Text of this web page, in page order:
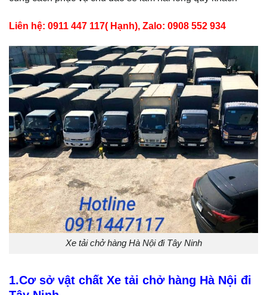
Liên hệ: 0911 447 117( Hạnh), Zalo: 0908 552 934
Xe tải chở hàng Hà Nội đi Tây Ninh
1.Cơ sở vật chất Xe tải chở hàng Hà Nội đi